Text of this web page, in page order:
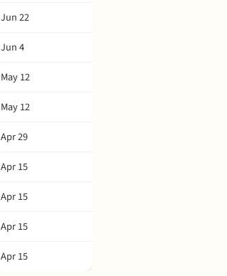
Jun 22
Jun 4
May 12
May 12
Apr 29
Apr 15
Apr 15
Apr 15
Apr 15